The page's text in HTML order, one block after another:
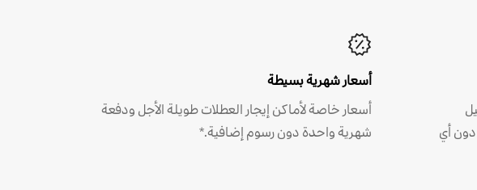
دون أي
أسعار شهرية بسيطة
أسعار خاصة لأماكن إيجار العطلات طويلة الأجل ودفعة
شهرية واحدة دون رسوم إضافية.*